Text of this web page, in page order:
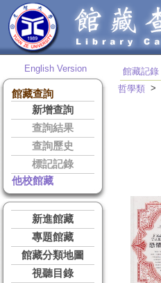
English Version
館藏查詢
新增查詢
查詢結果
查詢歷史
標記記錄
他校館藏
新進館藏
專題館藏
館藏分類地圖
視聽目錄
館藏記錄
哲學類 >